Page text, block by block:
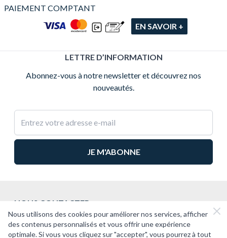
Nous utilisons des cookies pour améliorer nos services, afficher
des contenus personnalisés et vous offrir une expérience
optimale. Si vous vous cliquez sur "accepter", vous pourrez à tout
PAIEMENT COMPTANT
EN SAVOIR +
LETTRE D’INFORMATION
Abonnez-vous à notre newsletter et découvrez nos
nouveautés.
Adresse e-mail
NOUS CONTACTER
2CV PASSION